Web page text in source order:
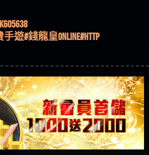
資是不是詐騙 力智投資是真的嗎
南部老翁還在癡迷力智投資高
在匯款
遇天盛商行詐騙追回資金賴
詐騙 天盛商行是不是詐騙 天盛商
商行是詐騙嗎 被天盛商行詐騙一
者援助賴【zg369】退休老翁被
不欲生 大戶e點靈是真的嗎 大戶e
戶e點靈是詐騙嗎 大戶e點靈無
靈）教你如何規避詐騙陷阱
記投資詐騙持續收割國人中【免
】弘記投資是詐騙嗎 弘記投資
投資是真的嗎 被弘記投資詐騙的
如何拿回被騙資金
追回賴【zg369】KnTop利用新型
KnTop是真的嗎 KnTop是不是詐騙
】KnTop無法出金 被KnTop詐騙
運算專案詐騙持續收割國人中
zg369】機台運算專案是詐騙嗎
是詐騙 機台運算專案是真的嗎
騙的錢怎麼辦 本文教你如何拿
詐騙持續收割國人中【免費
Hoyabit是詐騙嗎 Hoyabit是不是詐
被HoyabitHoyabit詐騙的錢怎麼辦
被騙資金
多元化行銷詐騙持續收割國人
賴zg369】KS.M多元化行銷是詐
銷是不是詐騙 KS.M多元化行銷是
化行銷詐騙的錢怎麼辦 本文教
金
追回賴「zg369」深度解析野原
詐騙 野原家 Family & Love是不是詐
是真的嗎 野原家 Family & Love是
野原家 Family & Love是詐騙平台
橋詐騙持續收割國人中【免費
】元盈橋是詐騙嗎 元盈橋是不是
嗎 被元盈橋詐騙的錢怎麼辦
被騙資金
回賴【zg369】M.L.Edge利用新
M.L.Edge是真的嗎 M.L.Edge是不
騙嗎 【M.L.Edge】M.L.Edge無法出
詐騙持續收割國人中【免
】Robinhood是詐騙嗎 Robinhood是
詐騙持續收割國人中【免費討回
遊#錢龍皇ONLINE#http
州??爛死了黑網不要玩
拉贏錢直接鎖帳號可以去吃屎
畢，我也是小畢的會員～～
會自己做假對話來毀謗欸哈哈哈
出金